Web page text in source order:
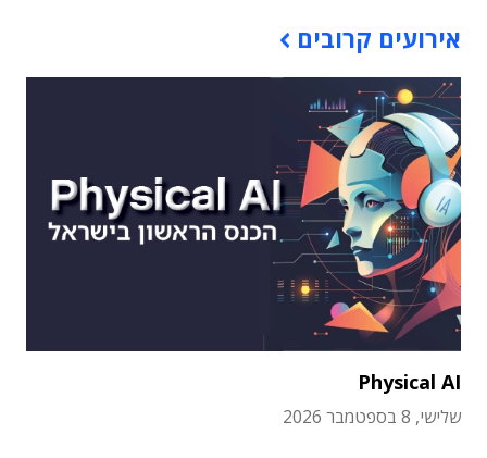
אירועים קרובים
Physical AI
שלישי, 8 בספטמבר 2026